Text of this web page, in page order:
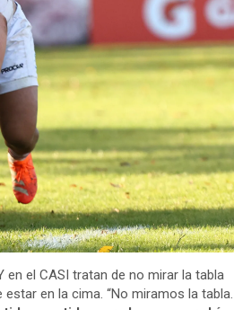
el CASI tratan de no mirar la tabla
en la cima. “No miramos la tabla.